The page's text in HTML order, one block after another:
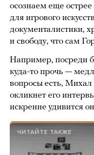
осознаем еще острее
для игрового
документалистики,
и свободу, что сам
Например, посреди
куда-то прочь —
вопросы есть,
окликнет его
искренне удивится
ЧИТАЙТЕ ТАКЖЕ